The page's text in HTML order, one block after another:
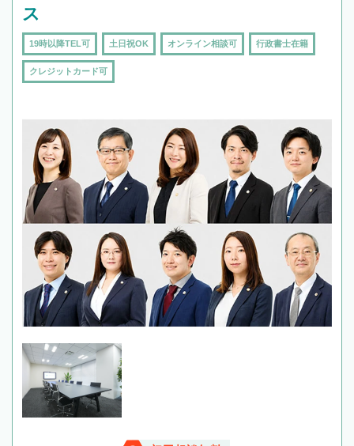
ス
19時以降TEL可 土日祝OK オンライン相談可 行政書士在籍
クレジットカード可